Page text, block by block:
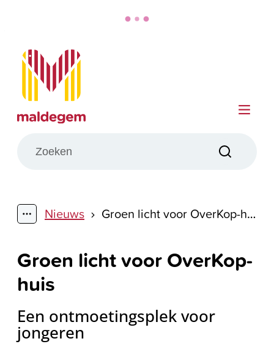
Maldegem
Zoeken
Toon alle broodkruimel items
Nieuws Groen licht voor OverKop-huis
Groen licht voor OverKop-
huis
Een ontmoetingsplek voor
jongeren